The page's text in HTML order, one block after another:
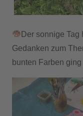
Der sonnige Tag
Gedanken zum
bunten Farben